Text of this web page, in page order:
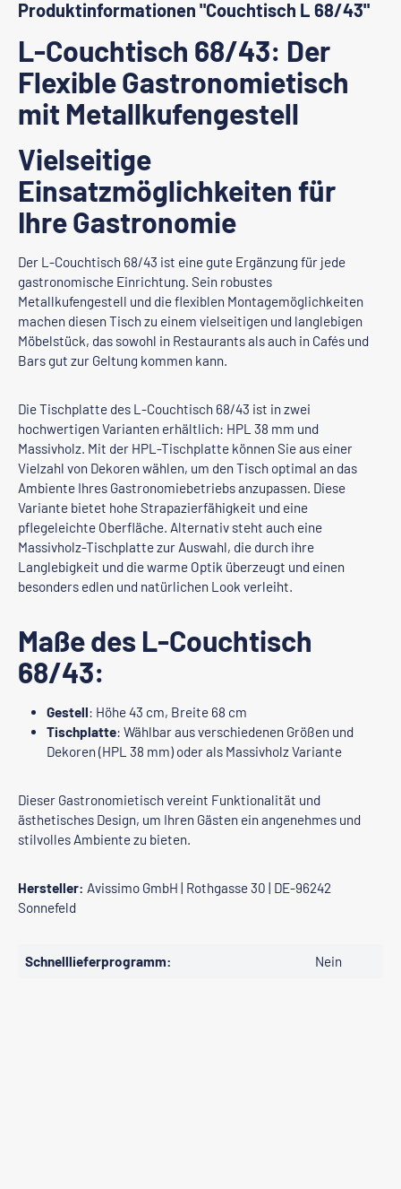
Produktinformationen "Couchtisch L 68/43"
L-Couchtisch 68/43: Der
Flexible Gastronomietisch
mit Metallkufengestell
Vielseitige
Einsatzmöglichkeiten für
Ihre Gastronomie
Der L-Couchtisch 68/43 ist eine gute Ergänzung für jede
gastronomische Einrichtung. Sein robustes
Metallkufengestell und die flexiblen Montagemöglichkeiten
machen diesen Tisch zu einem vielseitigen und langlebigen
Möbelstück, das sowohl in Restaurants als auch in Cafés und
Bars gut zur Geltung kommen kann.
Die Tischplatte des L-Couchtisch 68/43 ist in zwei
hochwertigen Varianten erhältlich: HPL 38 mm und
Massivholz. Mit der HPL-Tischplatte können Sie aus einer
Vielzahl von Dekoren wählen, um den Tisch optimal an das
Ambiente Ihres Gastronomiebetriebs anzupassen. Diese
Variante bietet hohe Strapazierfähigkeit und eine
pflegeleichte Oberfläche. Alternativ steht auch eine
Massivholz-Tischplatte zur Auswahl, die durch ihre
Langlebigkeit und die warme Optik überzeugt und einen
besonders edlen und natürlichen Look verleiht.
Maße des L-Couchtisch
68/43:
Gestell: Höhe 43 cm, Breite 68 cm
Tischplatte: Wählbar aus verschiedenen Größen und
Dekoren (HPL 38 mm) oder als Massivholz Variante
Dieser Gastronomietisch vereint Funktionalität und
ästhetisches Design, um Ihren Gästen ein angenehmes und
stilvolles Ambiente zu bieten.
Hersteller: Avissimo GmbH | Rothgasse 30 | DE-96242
Sonnefeld
Schnelllieferprogramm: Nein